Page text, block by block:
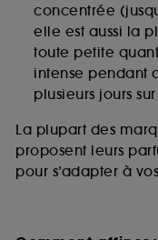
concentrée
elle est aussi la
toute petite
intense pendant
plusieurs jours
La plupart des
proposent leurs
pour s’adapter à